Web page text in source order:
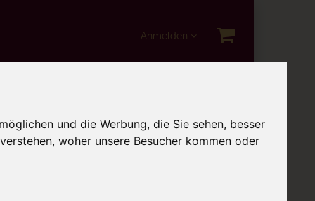
und die Werbung, die Sie sehen, besser
woher unsere Besucher kommen oder
Anmelden